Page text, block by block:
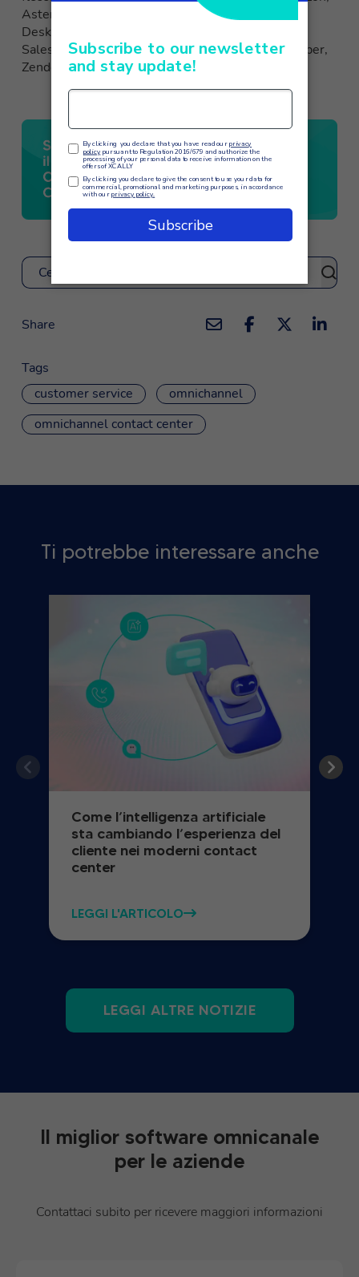
Asterisk, Facebook,
, Dynamics 365,
Desk.com, Google, Grafana,
Salesforce, Teams,TVox, Twilio, Twitter, Unix, Viber,
Zendesk.
Cerca
Share
Tags
customer service
omnichannel
omnichannel contact center
Ti potrebbe interessare anche
Come l’intelligenza artificiale
sta cambiando l’esperienza del
cliente nei moderni contact
center
LEGGI L'ARTICOLO
LEGGI ALTRE NOTIZIE
Il miglior software omnicanale
per le aziende
Contattaci subito per ricevere maggiori informazioni